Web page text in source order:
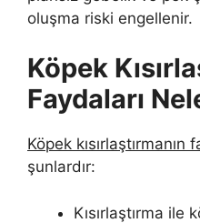
oluşma riski engellenir.
Köpek
Faydaları
Köpek kısırlaştırmanın
şunlardır:
Kısırlaştırma ile